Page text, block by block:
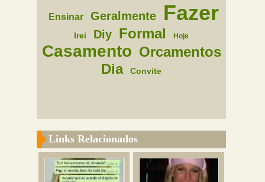
Ensinar Geralmente Fazer
Irei Diy Formal Hoje
Casamento Orcamentos
Dia
Convite
Links Relacionados